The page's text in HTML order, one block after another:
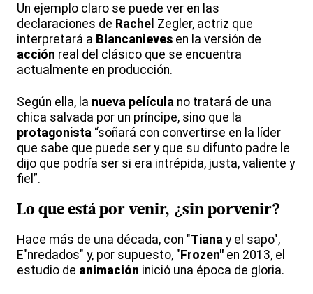
Un ejemplo claro se puede ver en las
declaraciones de Rachel Zegler, actriz que
interpretará a Blancanieves en la versión de
acción real del clásico que se encuentra
actualmente en producción.
Según ella, la nueva película no tratará de una
chica salvada por un príncipe, sino que la
protagonista “soñará con convertirse en la líder
que sabe que puede ser y que su difunto padre le
dijo que podría ser si era intrépida, justa, valiente y
fiel”.
Lo que está por venir, ¿sin porvenir?
Hace más de una década, con "Tiana y el sapo",
E"nredados" y, por supuesto, "Frozen" en 2013, el
estudio de animación inició una época de gloria.